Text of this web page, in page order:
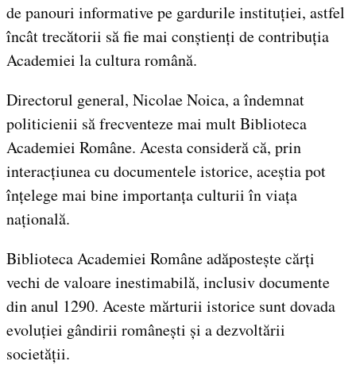
de panouri informative pe gardurile instituției, astfel
încât trecătorii să fie mai conștienți de contribuția
Academiei la cultura română.
Directorul general, Nicolae Noica, a îndemnat
politicienii să frecventeze mai mult Biblioteca
Academiei Române. Acesta consideră că, prin
interacțiunea cu documentele istorice, aceștia pot
înțelege mai bine importanța culturii în viața
națională.
Biblioteca Academiei Române adăpostește cărți
vechi de valoare inestimabilă, inclusiv documente
din anul 1290. Aceste mărturii istorice sunt dovada
evoluției gândirii românești și a dezvoltării
societății.